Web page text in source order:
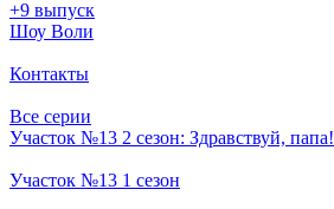
+9 выпуск
Шоу Воли
Контакты
Все серии
Участок №13 2 сезон: Здравствуй, папа!
Участок №13 1 сезон